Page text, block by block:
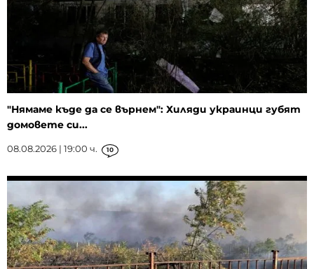
"Нямаме къде да се върнем": Хиляди украинци губят
домовете си...
08.08.2026 | 19:00 ч. 10